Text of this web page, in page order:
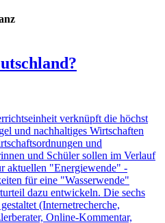
verknüpft die höchst
und nachhaltiges Wirtschaften
und
und Schüler sollen im Verlauf
aktuellen "Energiewende" -
für eine "Wasserwende"
dazu entwickeln. Die sechs
(Internetrecherche,
Online-Kommentar,